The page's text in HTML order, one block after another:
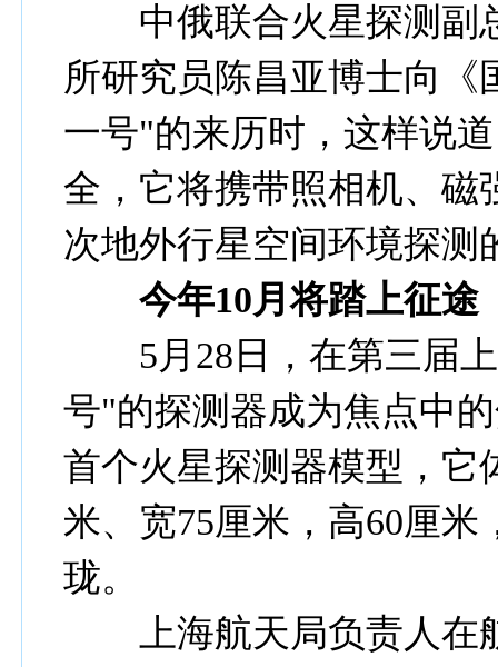
中俄联合火星探测副
所研究员陈昌亚博士向
一号"的来历时，这样说
全，它将携带照相机、磁
次地外行星空间环境探测
今年10月将踏上征途
5月28日，在第三届上
号"的探测器成为焦点中
首个火星探测器模型，它
米、宽75厘米，高60厘
珑。
上海航天局负责人在